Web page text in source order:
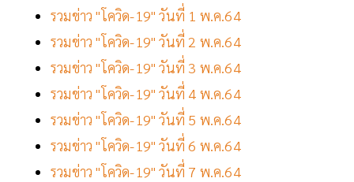
รวมข่าว "โควิด-19" วันที่ 1 พ.ค.64
รวมข่าว "โควิด-19" วันที่ 2 พ.ค.64
รวมข่าว "โควิด-19" วันที่ 3 พ.ค.64
รวมข่าว "โควิด-19" วันที่ 4 พ.ค.64
รวมข่าว "โควิด-19" วันที่ 5 พ.ค.64
รวมข่าว "โควิด-19" วันที่ 6 พ.ค.64
รวมข่าว "โควิด-19" วันที่ 7 พ.ค.64